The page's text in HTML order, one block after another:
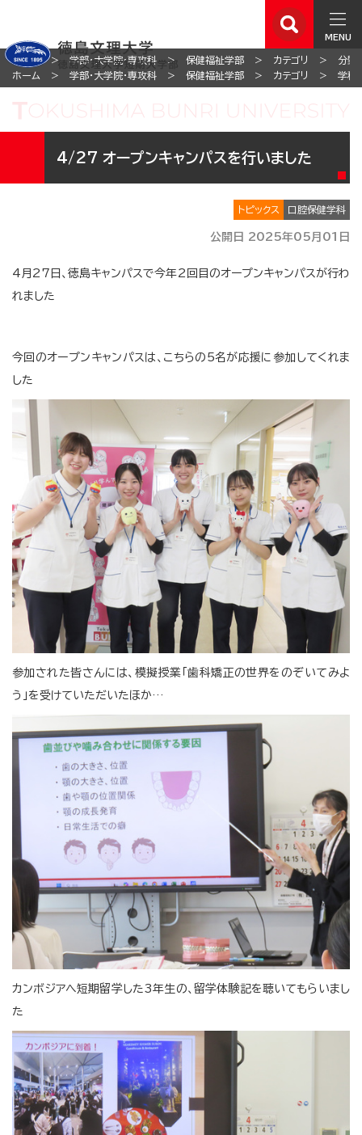
MENU
ホーム 学部・大学院・専攻科 保健福祉学部 カテゴリ
分野
ホーム
学部・大学院・専攻科 保健福祉学部 カテゴリ 学科
4/27 オープンキャンパスを行いました
トピックス 口腔保健学科
公開日 2025年05月01日
4月27日、徳島キャンパスで今年2回目のオープンキャンパスが行わ
れました
今回のオープンキャンパスは、こちらの5名が応援に参加してくれま
した
参加された皆さんには、模擬授業「歯科矯正の世界をのぞいてみよ
う」を受けていただいたほか…
カンボジアへ短期留学した3年生の、留学体験記を聴いてもらいまし
た